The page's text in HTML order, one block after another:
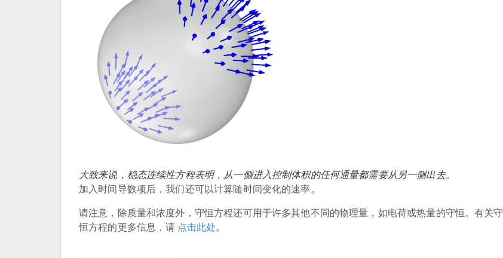
大致来说，稳态连续性方程表明，从一侧进入控制体积的任何通量都需要从另一侧出去。
加入时间导数项后，我们还可以计算随时间变化的速率。
请注意，除质量和浓度外，守恒方程还可用于许多其他不同的物理量，如电荷或热量的守恒。有关守
恒方程的更多信息，请 点击此处